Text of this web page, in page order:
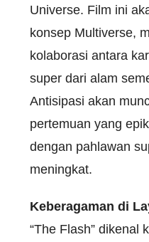
Universe. Film ini
konsep Multiverse,
kolaborasi antara
super dari alam
Antisipasi akan
pertemuan yang
dengan pahlawan
meningkat.
Keberagaman di
“The Flash” dikenal